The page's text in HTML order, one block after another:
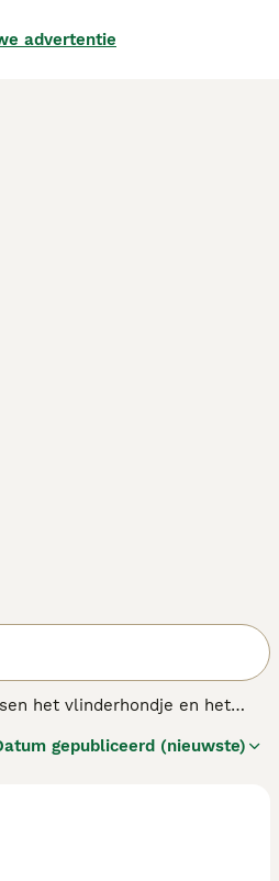
advertentie
het vlinderhondje en het
in één nestje voorkomen. Het
gepubliceerd (nieuwste)